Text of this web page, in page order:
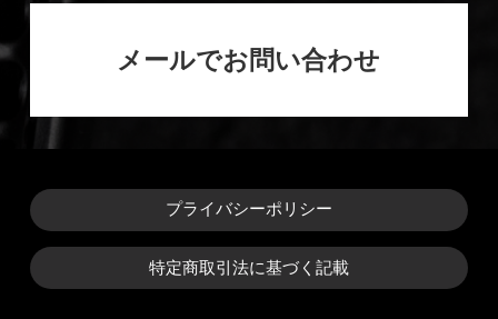
メールでお問い合わせ
プライバシーポリシー
特定商取引法に基づく記載